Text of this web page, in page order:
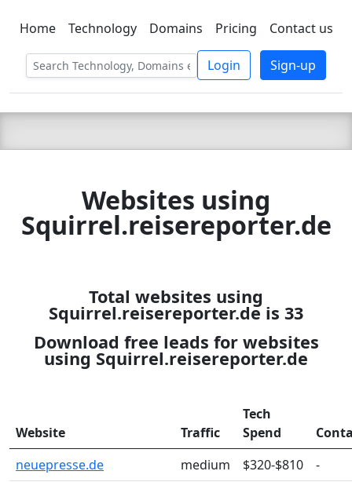
C LIEN TSBEE
Home Technology Domains Pricing Contact us
Login Sign-up
Websites using
Squirrel.reisereporter.de
Total websites using
Squirrel.reisereporter.de is 33
Download free leads for websites
using Squirrel.reisereporter.de
Website Traffic
Tech
Spend
neuepresse.de
medium $320-$810
-